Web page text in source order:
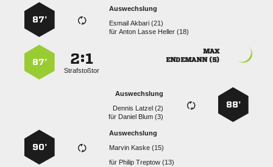
Auswechslung
  
für   
87’

 
:
Strafstoßtor
87’
88’
Auswechslung
  
für   
Auswechslung
  
für   
90’